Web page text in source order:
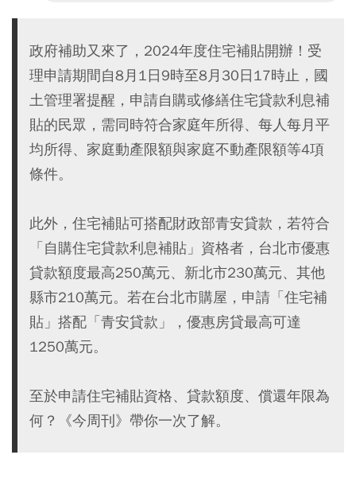
政府補助又來了，2024年度住宅補貼開辦！受
理申請期間自8月1日9時至8月30日17時止，國
土管理署提醒，申請自購或修繕住宅貸款利息補
貼的民眾，需同時符合家庭年所得、每人每月平
均所得、家庭動產限額與家庭不動產限額等4項
條件。
此外，住宅補貼可搭配財政部青安貸款，若符合
「自購住宅貸款利息補貼」資格者，台北市優惠
貸款額度最高250萬元、新北市230萬元、其他
縣市210萬元。若在台北市購屋，申請「住宅補
貼」搭配「青安貸款」，優惠房貸最高可達
1250萬元。
至於申請住宅補貼資格、貸款額度、償還年限為
何？《今周刊》帶你一次了解。